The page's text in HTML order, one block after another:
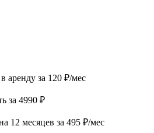
аренду за 120 ₽/мес
за 4990 ₽
12 месяцев за 495 ₽/мес